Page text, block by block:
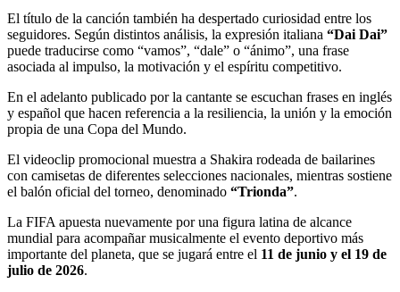
El título de la canción también ha despertado curiosidad entre los
seguidores. Según distintos análisis, la expresión italiana “Dai Dai”
puede traducirse como “vamos”, “dale” o “ánimo”, una frase
asociada al impulso, la motivación y el espíritu competitivo.
En el adelanto publicado por la cantante se escuchan frases en inglés
y español que hacen referencia a la resiliencia, la unión y la emoción
propia de una Copa del Mundo.
El videoclip promocional muestra a Shakira rodeada de bailarines
con camisetas de diferentes selecciones nacionales, mientras sostiene
el balón oficial del torneo, denominado “Trionda”.
La FIFA apuesta nuevamente por una figura latina de alcance
mundial para acompañar musicalmente el evento deportivo más
importante del planeta, que se jugará entre el 11 de junio y el 19 de
julio de 2026.